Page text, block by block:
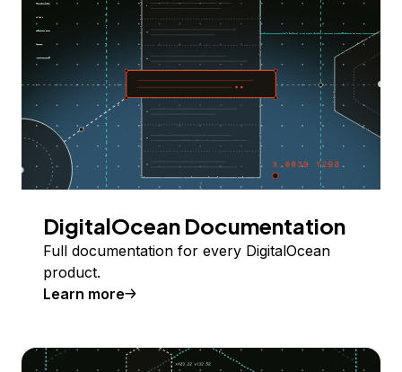
DigitalOcean Documentation
Full documentation for every DigitalOcean
product.
Learn more